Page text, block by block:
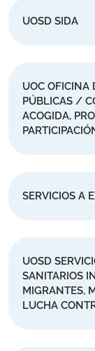
UOSD SIDA
UOC OFICINA
PÚBLICAS /
ACOGIDA,
SERVICIOS A
UOSD
SANITARIOS
MIGRANTES,
LUCHA